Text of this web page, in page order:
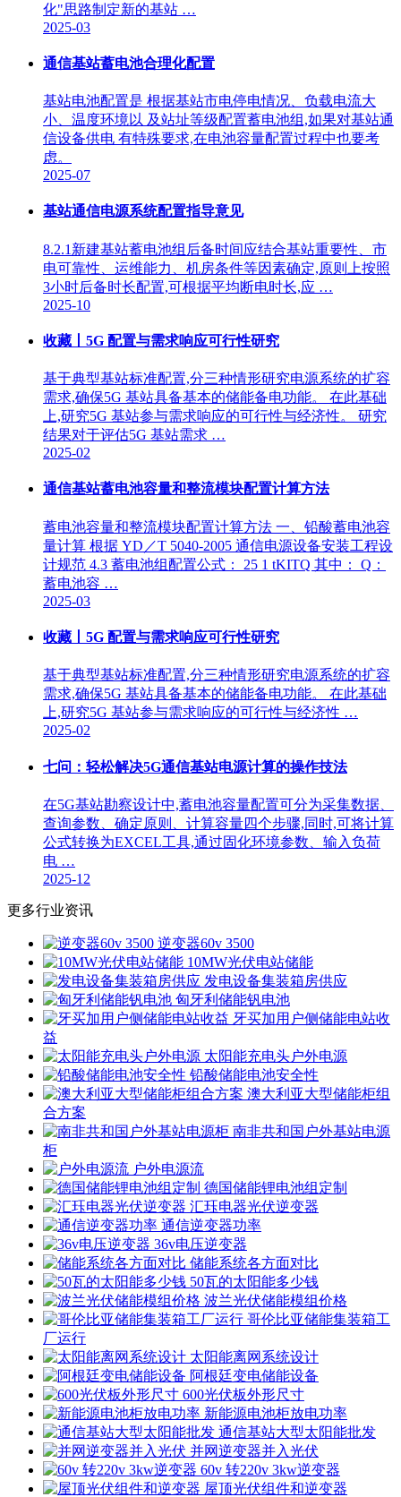
化"思路制定新的基站 …
2025-03
通信基站蓄电池合理化配置
基站电池配置是 根据基站市电停电情况、负载电流大
小、温度环境以 及站址等级配置蓄电池组,如果对基站通
信设备供电 有特殊要求,在电池容量配置过程中也要考
虑。
2025-07
基站通信电源系统配置指导意见
8.2.1新建基站蓄电池组后备时间应结合基站重要性、市
电可靠性、运维能力、机房条件等因素确定,原则上按照
3小时后备时长配置,可根据平均断电时长,应 …
2025-10
收藏丨5G 配置与需求响应可行性研究
基于典型基站标准配置,分三种情形研究电源系统的扩容
需求,确保5G 基站具备基本的储能备电功能。 在此基础
上,研究5G 基站参与需求响应的可行性与经济性。 研究
结果对于评估5G 基站需求 …
2025-02
通信基站蓄电池容量和整流模块配置计算方法
蓄电池容量和整流模块配置计算方法 一、铅酸蓄电池容
量计算 根据 YD／T 5040-2005 通信电源设备安装工程设
计规范 4.3 蓄电池组配置公式： 25 1 tKITQ 其中： Q：
蓄电池容 …
2025-03
收藏丨5G 配置与需求响应可行性研究
基于典型基站标准配置,分三种情形研究电源系统的扩容
需求,确保5G 基站具备基本的储能备电功能。 在此基础
上,研究5G 基站参与需求响应的可行性与经济性 …
2025-02
七问：轻松解决5G通信基站电源计算的操作技法
在5G基站勘察设计中,蓄电池容量配置可分为采集数据、
查询参数、确定原则、计算容量四个步骤,同时,可将计算
公式转换为EXCEL工具,通过固化环境参数、输入负荷
电 …
2025-12
更多行业资讯
逆变器60v 3500
10MW光伏电站储能
发电设备集装箱房供应
匈牙利储能钒电池
牙买加用户侧储能电站收
益
太阳能充电头户外电源
铅酸储能电池安全性
澳大利亚大型储能柜组
合方案
南非共和国户外基站电源
柜
户外电源流
德国储能锂电池组定制
汇珏电器光伏逆变器
通信逆变器功率
36v电压逆变器
储能系统各方面对比
50瓦的太阳能多少钱
波兰光伏储能模组价格
哥伦比亚储能集装箱工
厂运行
太阳能离网系统设计
阿根廷变电储能设备
600光伏板外形尺寸
新能源电池柜放电功率
通信基站大型太阳能批发
并网逆变器并入光伏
60v 转220v 3kw逆变器
屋顶光伏组件和逆变器